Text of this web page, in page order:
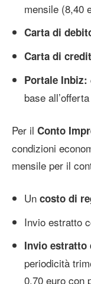
mensile (8,40
Carta di
Carta di
Portale Inbiz:
base
Per il Conto
condizioni
mensile per il
Un costo di
Invio estratto
Invio estratto
periodicità
0,70 euro con